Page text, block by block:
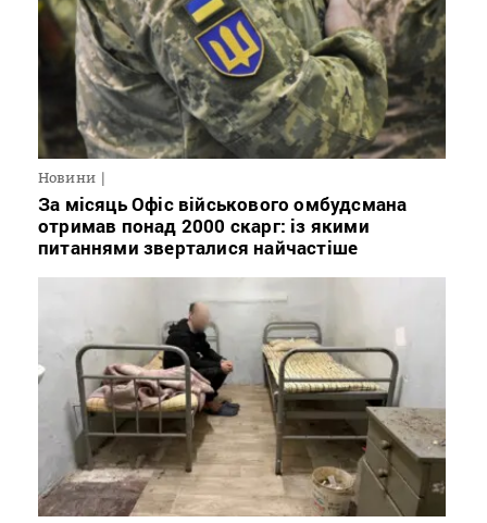
Новини
За місяць Офіс військового омбудсмана
отримав понад 2000 скарг: із якими
питаннями зверталися найчастіше